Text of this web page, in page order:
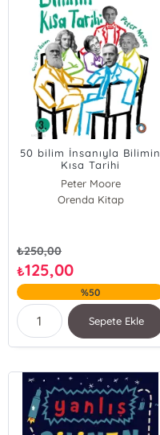
50 bilim İnsanıyla Bilimin
Kısa Tarihi
Peter Moore
Orenda Kitap
₺250,00
₺125,00
%50
Sepete Ekle